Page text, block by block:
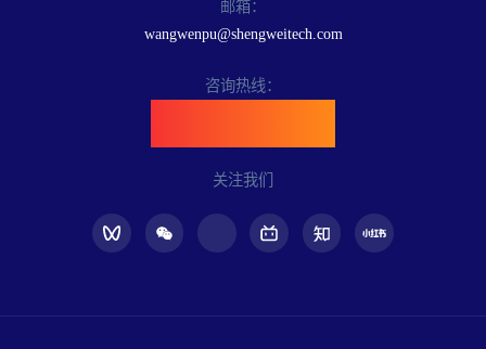
邮箱：
wangwenpu@shengweitech.com
咨询热线：
关注我们